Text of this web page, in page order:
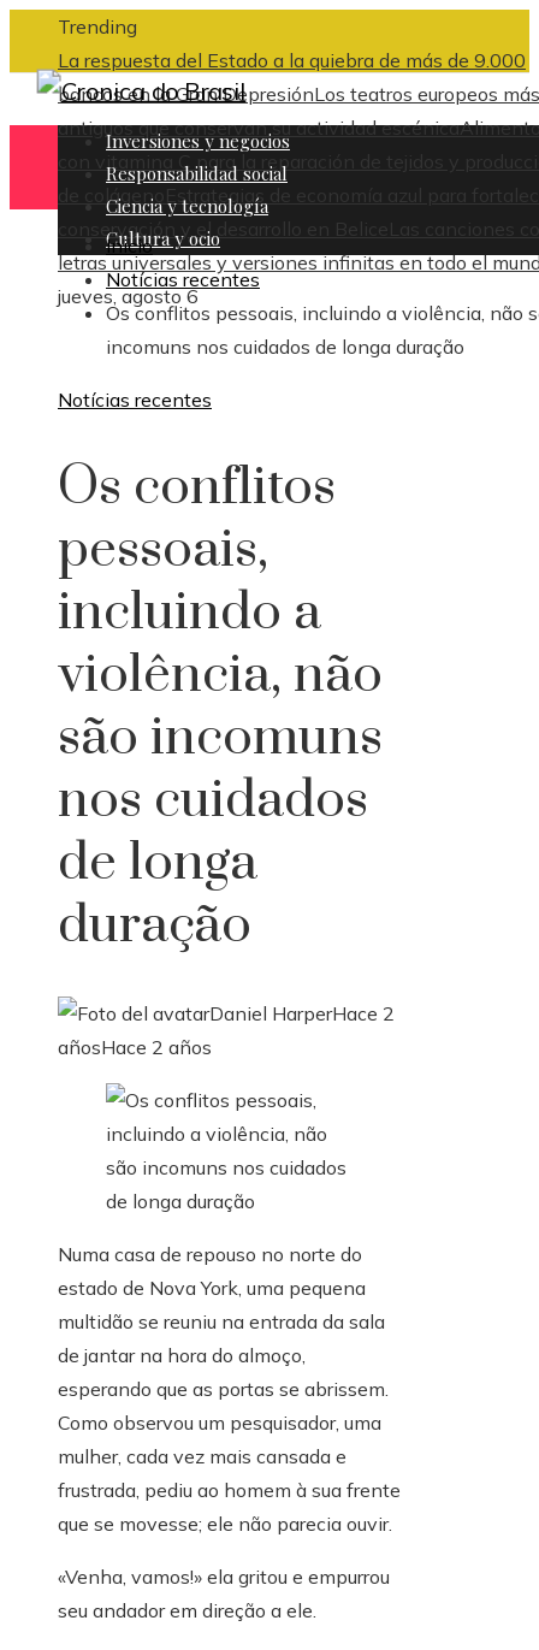
Trending
La respuesta del Estado a la quiebra de más de 9.000
bancos en la Gran DepresiónLos teatros europeos más
antiguos que conservan su actividad escénica
con vitamina C para la reparación de tejidos y
de colágeno Estrategias de economía azul para
conservación y el desarrollo en Belice Las canciones
letras universales y versiones infinitas en todo el
jueves, agosto 6
Inversiones y negocios
Responsabilidad social
Ciencia y tecnología
Cultura y ocio
Inicio
Notícias recentes
Os conflitos pessoais, incluindo a violência, não
incomuns nos cuidados de longa duração
Notícias recentes
Os conflitos
pessoais,
incluindo a
violência, não
são incomuns
nos cuidados
de longa
duração
Daniel HarperHace 2
añosHace 2 años
Numa casa de repouso no norte do
estado de Nova York, uma pequena
multidão se reuniu na entrada da sala
de jantar na hora do almoço,
esperando que as portas se abrissem.
Como observou um pesquisador, uma
mulher, cada vez mais cansada e
frustrada, pediu ao homem à sua frente
que se movesse; ele não parecia ouvir.
«Venha, vamos!» ela gritou e empurrou
seu andador em direção a ele.